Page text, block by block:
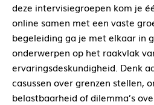
deze intervisiegroepen kom je
online samen met een vaste
begeleiding ga je met elkaar in
onderwerpen op het raakvlak
ervaringsdeskundigheid. Denk
casussen over grenzen stellen,
belastbaarheid of dilemma’s